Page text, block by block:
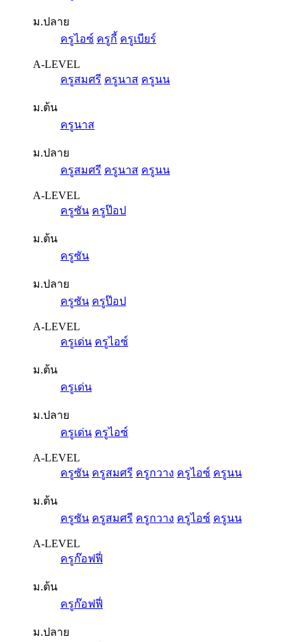
ม.ปลาย
ครูไอซ์ ครูกี้ ครูเบียร์
A-LEVEL
ครูสมศรี ครูนาส ครูนน
ม.ต้น
ครูนาส
ม.ปลาย
ครูสมศรี ครูนาส ครูนน
A-LEVEL
ครูซัน ครูป๊อป
ม.ต้น
ครูซัน
ม.ปลาย
ครูซัน ครูป๊อป
A-LEVEL
ครูเด่น ครูไอซ์
ม.ต้น
ครูเด่น
ม.ปลาย
ครูเด่น ครูไอซ์
A-LEVEL
ครูซัน ครูสมศรี ครูกวาง ครูไอซ์ ครูนน
ม.ต้น
ครูซัน ครูสมศรี ครูกวาง ครูไอซ์ ครูนน
A-LEVEL
ครูก๊อฟฟี่
ม.ต้น
ครูก๊อฟฟี่
ม.ปลาย